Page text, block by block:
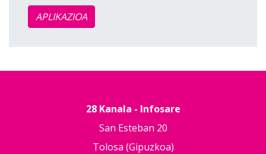
APLIKAZIOA
28 Kanala - Infosare
San Esteban 20
Tolosa (Gipuzkoa)